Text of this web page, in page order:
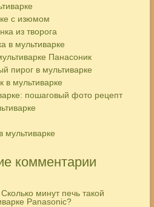
с изюмом
из творога
в мультиварке
Панасоник
пирог в мультиварке
в мультиварке
пошаговый фото рецепт
мультиварке
комментарии
минут печь такой
Panasonic?